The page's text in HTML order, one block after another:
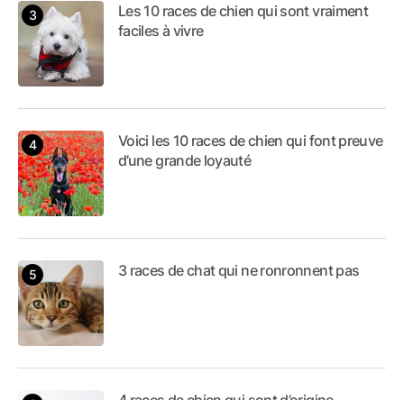
Les 10 races de chien qui sont vraiment
faciles à vivre
Voici les 10 races de chien qui font preuve
d’une grande loyauté
3 races de chat qui ne ronronnent pas